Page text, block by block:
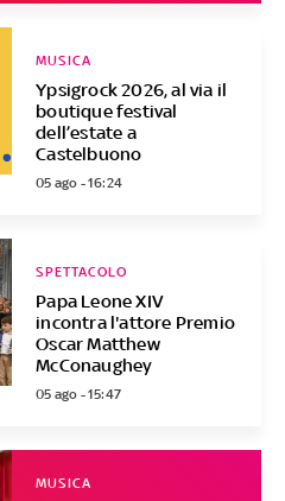
Ypsigrock 2026, al via il
boutique festival
dell’estate a
Castelbuono
MUSICA
05 ago - 16:24
Papa Leone XIV
incontra l'attore Premio
Oscar Matthew
McConaughey
SPETTACOLO
05 ago - 15:47
MUSICA